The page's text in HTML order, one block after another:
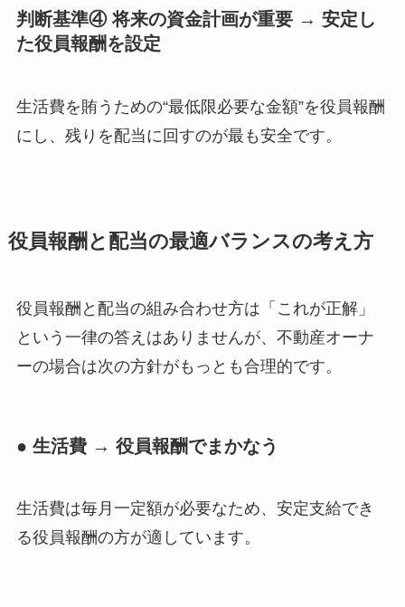
判断基準④ 将来の資金計画が重要 → 安定し
た役員報酬を設定
生活費を賄うための“最低限必要な金額”を役員報酬
にし、残りを配当に回すのが最も安全です。
役員報酬と配当の最適バランスの考え方
役員報酬と配当の組み合わせ方は「これが正解」
という一律の答えはありませんが、不動産オーナ
ーの場合は次の方針がもっとも合理的です。
● 生活費 → 役員報酬でまかなう
生活費は毎月一定額が必要なため、安定支給でき
る役員報酬の方が適しています。